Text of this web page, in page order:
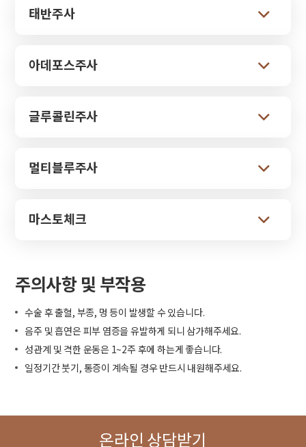
태반주사
아데포스주사
글루콜린주사
멀티블루주사
마스토체크
주의사항 및 부작용
수술 후 출혈, 부종, 멍 등이 발생할 수 있습니다.
음주 및 흡연은 피부 염증을 유발하게 되니 삼가해주세요.
성관계 및 격한 운동은 1~2주 후에 하는게 좋습니다.
일정기간 붓기, 통증이 계속될 경우 반드시 내원해주세요.
온라인 상담받기